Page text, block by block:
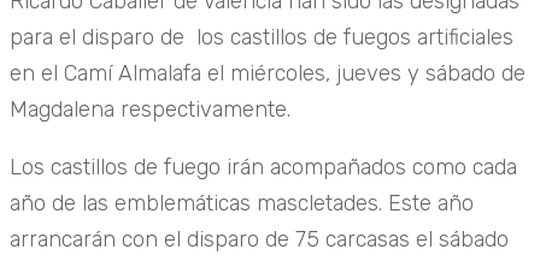
para el disparo de los castillos de fuegos artificiales
en el Camí Almalafa el miércoles, jueves y sábado de
Magdalena respectivamente.
Los castillos de fuego irán acompañados como cada
año de las emblemáticas mascletades. Este año
arrancarán con el disparo de 75 carcasas el sábado